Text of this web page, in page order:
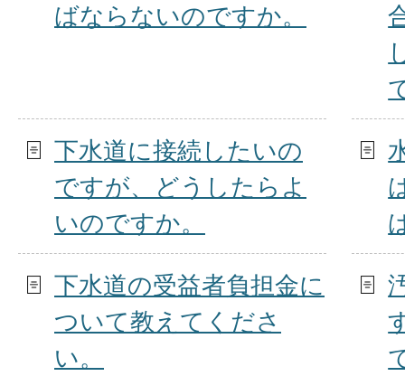
ばならないのですか。
下水道に接続したいの
ですが、どうしたらよ
いのですか。
下水道の受益者負担金に
ついて教えてくださ
い。